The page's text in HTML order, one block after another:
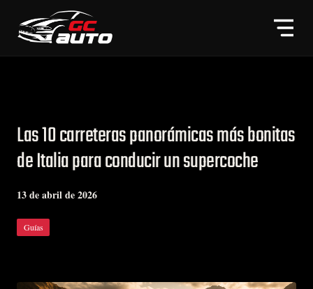
Las 10 carreteras panorámicas más bonitas
de Italia para conducir un supercoche
13 de abril de 2026
Guías